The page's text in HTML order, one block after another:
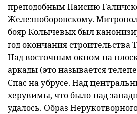
преподобным Паисию
Железноборовскому.
бояр Колычевых был
год окончания строительства
Над восточным окном на
аркады (это называется
Спас на убрусе. Над
херувимы, что было над
удалось. Образ